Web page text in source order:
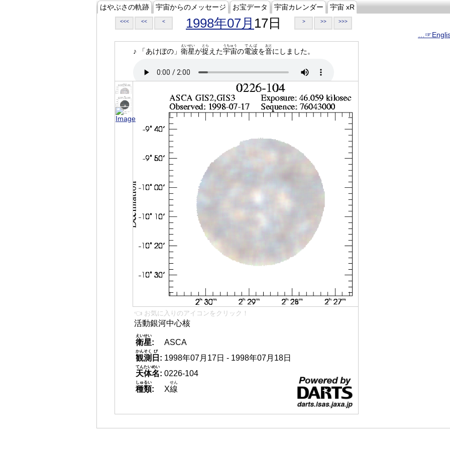
はやぶさの軌跡 宇宙からのメッセージ お宝データ 宇宙カレンダー 宇宙 xR
<<< << < 1998年07月 17日 > >> >>>
♪ 「あけぼの」 衛星
えいせい
が捉
とら
えた宇宙
うちゅう
の電波
でんぱ
を音
おと
にしました。
👈 お気に入りのアイコンをクリック！
活動銀河中心核
衛星
えいせい
:
ASCA
観測
かんそく
日
び
: 1998年07月17日 - 1998年07月18日
天体名
てんたいめい
: 0226-104
種類
しゅるい
: X線
せん